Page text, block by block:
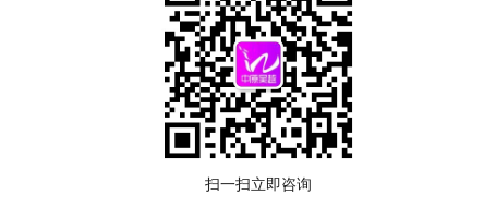
扫一扫立即咨询